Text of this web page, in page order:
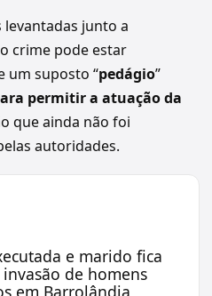
junto a
crime pode estar
um suposto “pedágio”
permitir a atuação da
que ainda não foi
autoridades.
e marido fica
de homens
em Barrolândia